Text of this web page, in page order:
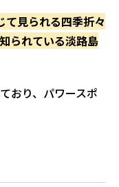
て見られる四季折々
られている淡路島
おり、パワースポ